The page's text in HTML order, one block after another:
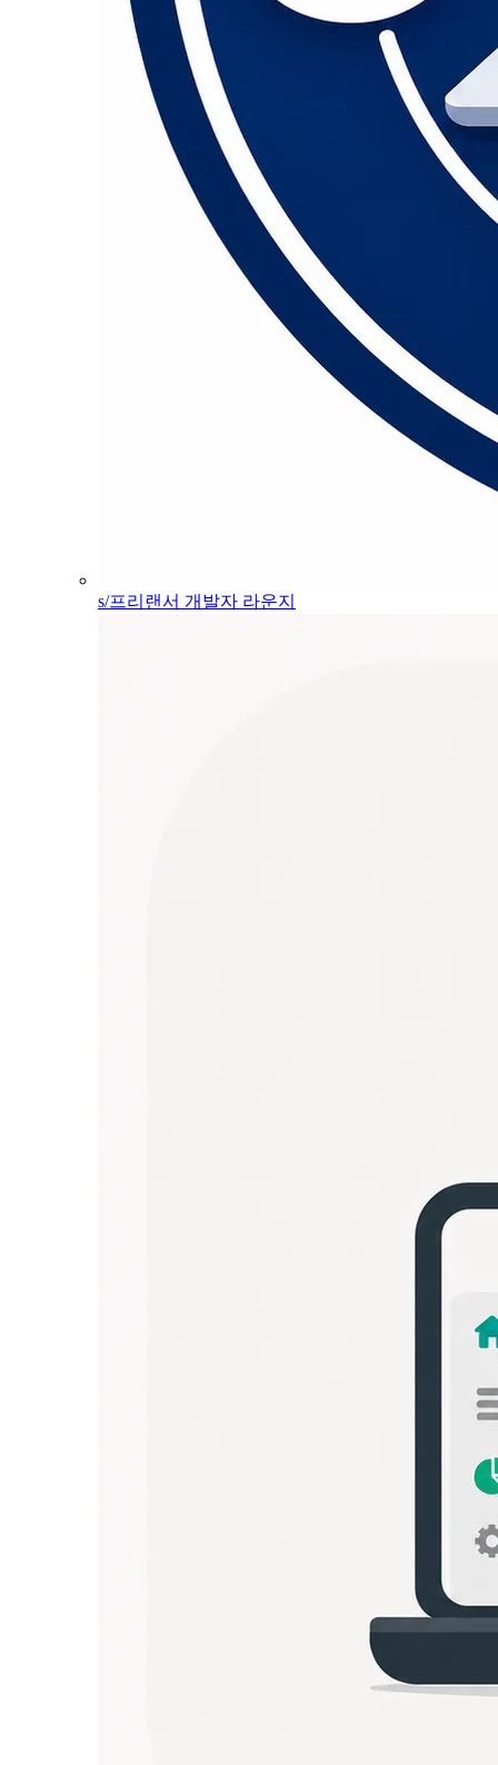
s/프리랜서 개발자 라운지